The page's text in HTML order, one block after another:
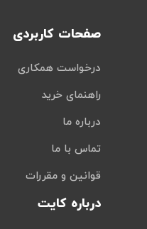
صفحات کاربردی
درخواست همکاری
راهنمای خرید
درباره ما
تماس با ما
قوانین و مقررات
درباره کایت